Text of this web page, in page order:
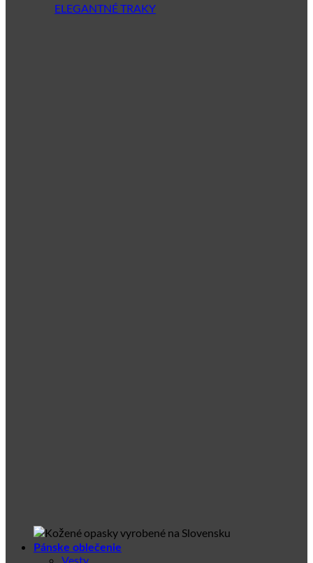
ELEGANTNÉ TRAKY
Pánske oblečenie
Vesty